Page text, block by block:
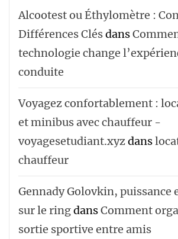
Alcootest ou Éthylomètre :
Différences Clésdans
technologie change
conduite
Voyagez confortablement :
et minibus avec chauffeur -
voyagesetudiant.xyzdans
chauffeur ‌‌
Gennady Golovkin, puissance
sur le ringdansComment
sortie sportive entre amis